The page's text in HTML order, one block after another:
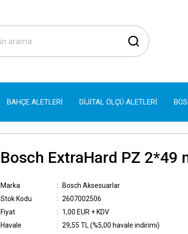
BAHÇE ALETLERİ DİJİTAL ÖLÇÜ ALETLERİ
Bosch ExtraHard PZ 2*49
Marka
Bosch Aksesuarlar
Stok Kodu
2607002506
Fiyat
1,00 EUR + KDV
Havale
29,55 TL (%5,00 havale indirimi)